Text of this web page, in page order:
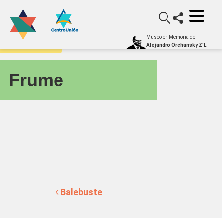
Museo en Memoria de
Alejandro Orchansky Z'L
yiddishometro
Frume
Balebuste